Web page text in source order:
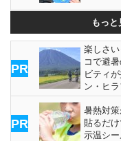
もっと
PR
楽しさ
コで避
ビティ
ン・ヒ
PR
暑熱対
貼るだ
示温シ